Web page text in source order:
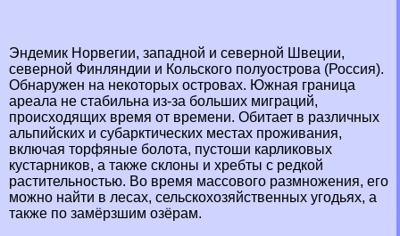
Эндемик Норвегии, западной и северной Швеции,
северной Финляндии и Кольского полуострова (Россия).
Обнаружен на некоторых островах. Южная граница
ареала не стабильна из-за больших миграций,
происходящих время от времени. Обитает в различных
альпийских и субарктических местах проживания,
включая торфяные болота, пустоши карликовых
кустарников, а также склоны и хребты с редкой
растительностью. Во время массового размножения, его
можно найти в лесах, сельскохозяйственных угодьях, а
также по замёрзшим озёрам.